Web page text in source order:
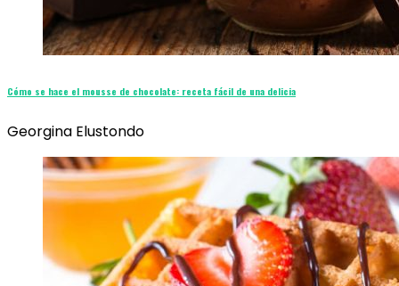
Cómo se hace el mousse de chocolate: receta fácil de una delicia
Georgina Elustondo